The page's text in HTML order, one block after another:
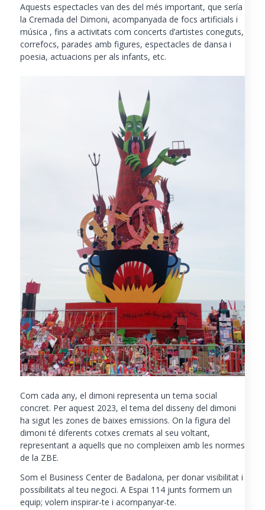
Aquests espectacles van des del més important, que sería
la Cremada del Dimoni, acompanyada de focs artificials i
música , fins a activitats com concerts d’artistes coneguts,
correfocs, parades amb figures, espectacles de dansa i
poesia, actuacions per als infants, etc.
Com cada any, el dimoni representa un tema social
concret. Per aquest 2023, el tema del disseny del dimoni
ha sigut les zones de baixes emissions. On la figura del
dimoni té diferents cotxes cremats al seu voltant,
representant a aquells que no compleixen amb les normes
de la ZBE.
Som el Business Center de Badalona, ​​per donar visibilitat i
possibilitats al teu negoci. A Espai 114 junts formem un
equip; volem inspirar-te i acompanyar-te.